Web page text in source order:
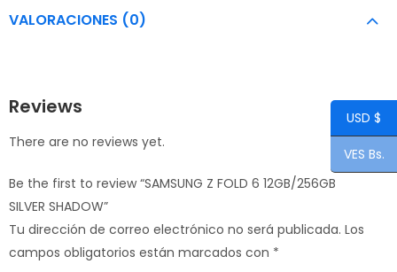
VALORACIONES (0)
Reviews
There are no reviews yet.
Be the first to review “SAMSUNG Z FOLD 6 12GB/256GB
SILVER SHADOW”
Tu dirección de correo electrónico no será publicada. Los
campos obligatorios están marcados con *
USD $
VES Bs.